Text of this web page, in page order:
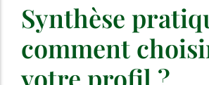
Synthèse
comment
votre profil ?